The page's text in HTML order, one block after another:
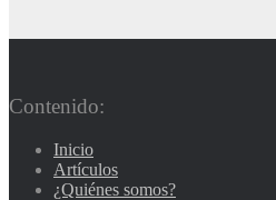
Contenido:
Inicio
Artículos
¿Quiénes somos?